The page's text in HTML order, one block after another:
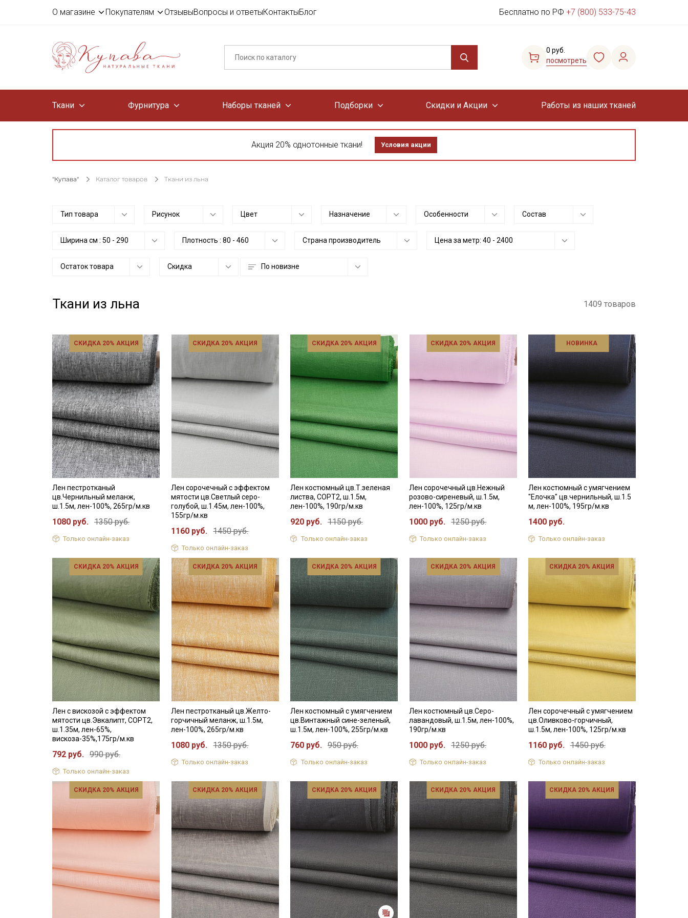
О магазине Покупателям ОтзывыВопросы и ответыКонтактыБлог Бесплатно по РФ +7 (800) 533-75-43
0 руб.
посмотреть
Ткани Фурнитура Наборы тканей Подборки Скидки и Акции Работы из наших тканей
Акция 20% однотонные ткани! Условия акции
"Купава" Каталог товаров Ткани из льна
Тип товара Рисунок Цвет Назначение Особенности Состав
Ширина см : 50 - 290 Плотность : 80 - 460 Страна производитель Цена за метр: 40 - 2400
Остаток товара Скидка По новизне
Ткани из льна 1409 товаров
СКИДКА 20% АКЦИЯ
Лен пестротканый
цв.Чернильный меланж,
ш.1.5м, лен-100%, 265гр/м.кв
1080 руб. 1350 руб.
Только онлайн-заказ
СКИДКА 20% АКЦИЯ
Лен сорочечный с эффектом
мятости цв.Светлый серо-
голубой, ш.1.45м, лен-100%,
155гр/м.кв
1160 руб. 1450 руб.
Только онлайн-заказ
СКИДКА 20% АКЦИЯ
Лен костюмный цв.Т.зеленая
листва, СОРТ2, ш.1.5м,
лен-100%, 190гр/м.кв
920 руб. 1150 руб.
Только онлайн-заказ
СКИДКА 20% АКЦИЯ
Лен сорочечный цв.Нежный
розово-сиреневый, ш.1.5м,
лен-100%, 125гр/м.кв
1000 руб. 1250 руб.
Только онлайн-заказ
НОВИНКА
Лен костюмный с умягчением
"Елочка" цв.чернильный, ш.1.5
м, лен-100%, 195гр/м.кв
1400 руб.
Только онлайн-заказ
СКИДКА 20% АКЦИЯ
Лен с вискозой с эффектом
мятости цв.Эвкалипт, СОРТ2,
ш.1.35м, лен-65%,
вискоза-35%,175гр/м.кв
792 руб. 990 руб.
Только онлайн-заказ
СКИДКА 20% АКЦИЯ
Лен пестротканый цв.Желто-
горчичный меланж, ш.1.5м,
лен-100%, 265гр/м.кв
1080 руб. 1350 руб.
Только онлайн-заказ
СКИДКА 20% АКЦИЯ
Лен костюмный с умягчением
цв.Винтажный сине-зеленый,
ш.1.5м, лен-100%, 255гр/м.кв
760 руб. 950 руб.
Только онлайн-заказ
СКИДКА 20% АКЦИЯ
Лен костюмный цв.Серо-
лавандовый, ш.1.5м, лен-100%,
190гр/м.кв
1000 руб. 1250 руб.
Только онлайн-заказ
СКИДКА 20% АКЦИЯ
Лен сорочечный с умягчением
цв.Оливково-горчичный,
ш.1.5м, лен-100%, 125гр/м.кв
1160 руб. 1450 руб.
Только онлайн-заказ
СКИДКА 20% АКЦИЯ СКИДКА 20% АКЦИЯ СКИДКА 20% АКЦИЯ СКИДКА 20% АКЦИЯ СКИДКА 20% АКЦИЯ